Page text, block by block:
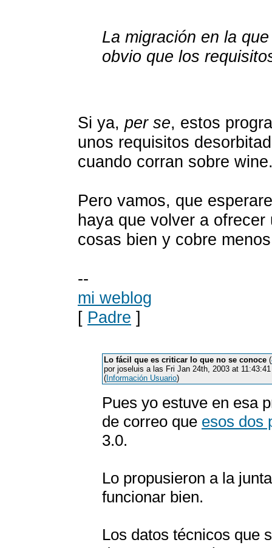
La migración en la
obvio que los
Si ya, per se, estos
unos requisitos
cuando corran sobre
Pero vamos, que
haya que volver a
cosas bien y cobre
--
mi weblog
[ Padre ]
Lo fácil que es criticar lo que no se conoce (
por joseluis a las Fri Jan 24th, 2003 at
( Información Usuario)
Pues yo estuve en esa
de correo que esos dos
3.0.
Lo propusieron a la
funcionar bien.
Los datos técnicos que